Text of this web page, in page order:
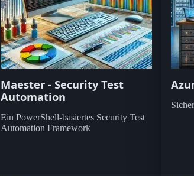
Maester - Security Test
Automation
Ein PowerShell-basiertes Security Test
Automation Framework